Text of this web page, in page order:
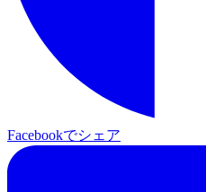
Facebookでシェア